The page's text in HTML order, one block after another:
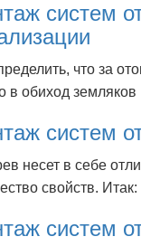
систем
что за
в обиход земляков
систем
несет в себе
свойств.
систем